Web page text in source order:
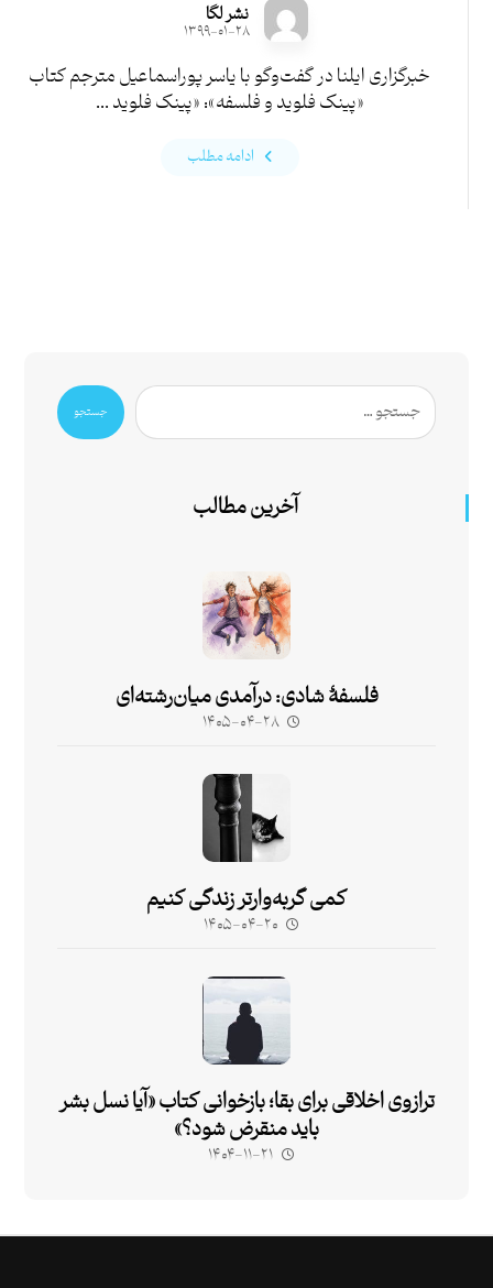
نشر لگا
۱۳۹۹-۰۱-۲۸
خبرگزاری ایلنا در گفت‌و‌گو با یاسر پوراسماعیل مترجم کتاب
«پینک فلوید و فلسفه»: «پینک فلوید ...
ادامه مطلب
جستجو
آخرین مطالب
فلسفۀ شادی: درآمدی میان‌رشته‌ای
۱۴۰۵-۰۴-۲۸
کمی گربه‌وارتر زندگی کنیم
۱۴۰۵-۰۴-۲۰
ترازوی اخلاقی برای بقا؛ بازخوانی کتاب «آیا نسل بشر
باید منقرض شود؟»
۱۴۰۴-۱۱-۲۱